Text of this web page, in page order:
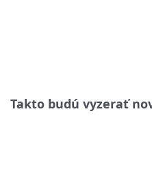
Takto budú vyzerať